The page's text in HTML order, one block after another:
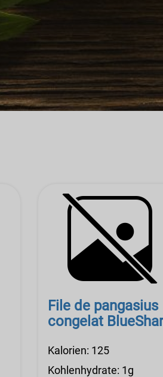
File de pangasius
congelat
Kalorien: 125
Kohlenhydrate: 1g